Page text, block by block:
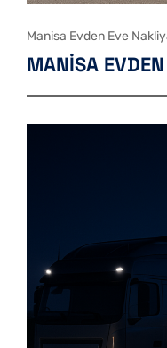
Manisa Evden Eve
MANISA